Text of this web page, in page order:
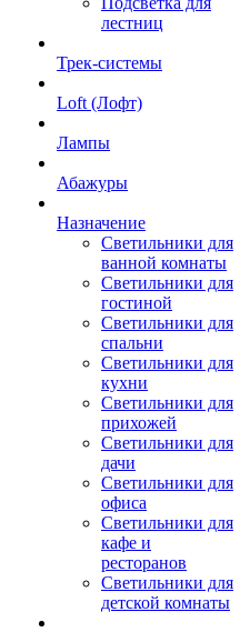
лестниц
Трек-системы
Loft (Лофт)
Лампы
Абажуры
Назначение
Светильники для
ванной комнаты
Светильники для
гостиной
Светильники для
спальни
Светильники для
кухни
Светильники для
прихожей
Светильники для
дачи
Светильники для
офиса
Светильники для
кафе и
ресторанов
Светильники для
детской комнаты